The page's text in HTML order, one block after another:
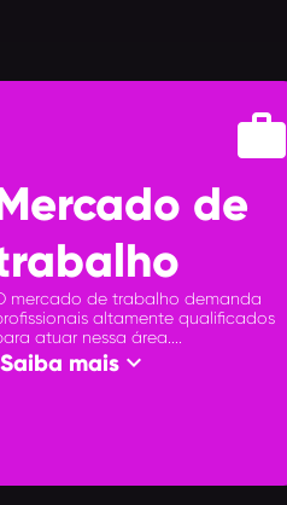
work
de
mercado de trabalho demanda
altamente qualificados
atuar nessa área....
Saiba mais keyboard_arrow_down